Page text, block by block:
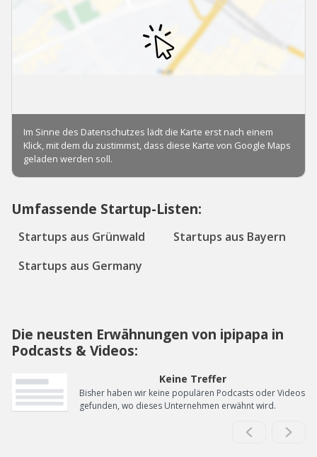
Umfassende Startup-Listen:
Startups aus Grünwald
Startups aus Bayern
Startups aus Germany
Die neusten Erwähnungen von ipipapa in
Podcasts & Videos:
Keine Treffer
Bisher haben wir keine populären Podcasts oder Videos
gefunden, wo dieses Unternehmen erwähnt wird.